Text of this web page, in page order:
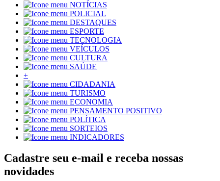
NOTÍCIAS
POLICIAL
DESTAQUES
ESPORTE
TECNOLOGIA
VEÍCULOS
CULTURA
SAÚDE
+
CIDADANIA
TURISMO
ECONOMIA
PENSAMENTO POSITIVO
POLÍTICA
SORTEIOS
INDICADORES
Cadastre seu e-mail e receba nossas
novidades